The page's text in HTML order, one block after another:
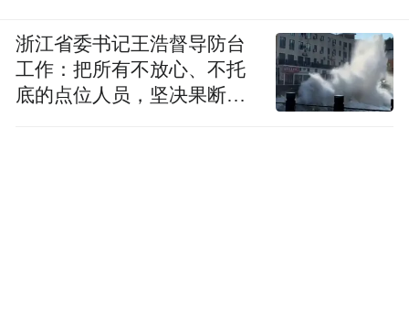
浙江省委书记王浩督导防台
工作：把所有不放心、不托
底的点位人员，坚决果断转